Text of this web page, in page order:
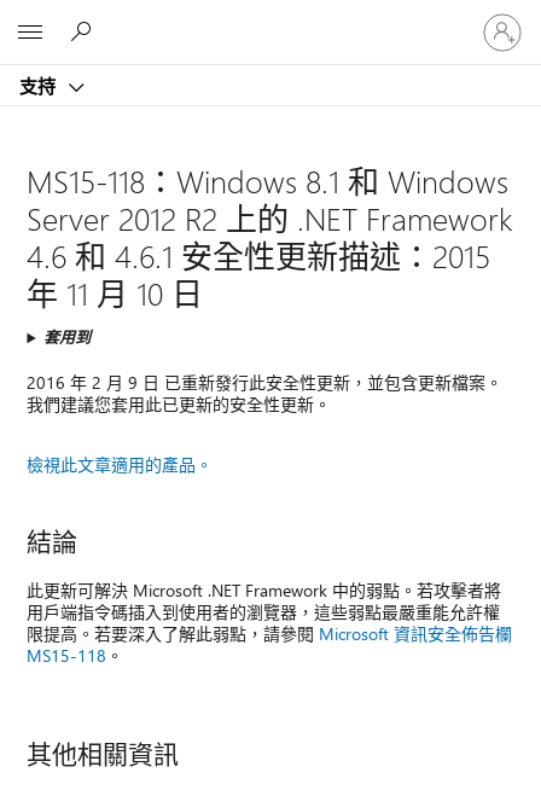
支持
登
入
您
MS15-118：Windows 8.1 和 Windows
Server 2012 R2 上的 .NET Framework
4.6 和 4.6.1 安全性更新描述：2015
年 11 月 10 日
套用到
2016 年 2 月 9 日 已重新發行此安全性更新，並包含更新檔案。
我們建議您套用此已更新的安全性更新。
檢視此文章適用的產品。
結論
此更新可解決 Microsoft .NET Framework 中的弱點。若攻擊者將
用戶端指令碼插入到使用者的瀏覽器，這些弱點最嚴重能允許權
限提高。若要深入了解此弱點，請參閱 Microsoft 資訊安全佈告欄
MS15-118 。
其他相關資訊